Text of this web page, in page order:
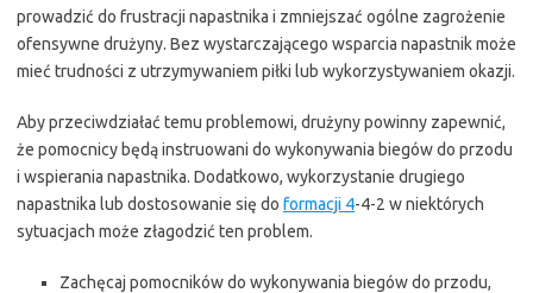
prowadzić do frustracji napastnika i zmniejszać ogólne zagrożenie
ofensywne drużyny. Bez wystarczającego wsparcia napastnik może
mieć trudności z utrzymywaniem piłki lub wykorzystywaniem okazji.
Aby przeciwdziałać temu problemowi, drużyny powinny zapewnić,
że pomocnicy będą instruowani do wykonywania biegów do przodu
i wspierania napastnika. Dodatkowo, wykorzystanie drugiego
napastnika lub dostosowanie się do formacji 4-4-2 w niektórych
sytuacjach może złagodzić ten problem.
Zachęcaj pomocników do wykonywania biegów do przodu,